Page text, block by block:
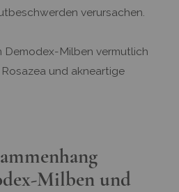
verursachen.
Demodex-Milben vermutlich
und akneartige
Milben und